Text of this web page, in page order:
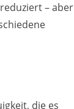
– aber
die es